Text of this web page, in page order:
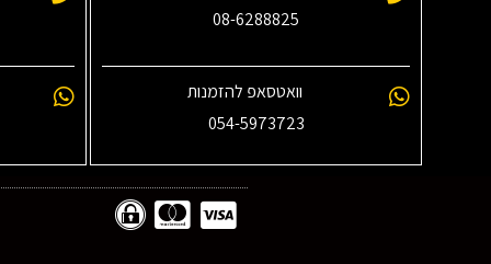
08-6288825
וואטסאפ להזמנות
054-5973723